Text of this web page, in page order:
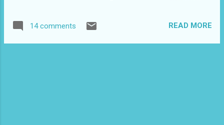
नाम से जाने जाते थे। उन दिनों निर्देशक ही निर्माता होते थे या यों कहें कि
निर्माता-निर्देशक भी होते थे। रामानंद सागर, बी.आर. चोपड़ा, संजय खान और
14 comments READ MORE